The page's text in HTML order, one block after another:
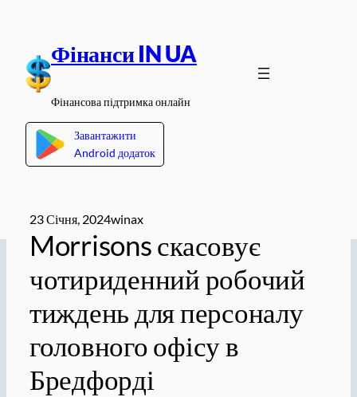
вмісту
Фінанси IN UA
Фінансова підтримка онлайн
Завантажити
Android додаток
23 Січня, 2024winax
Morrisons скасовує
чотириденний робочий
тиждень для персоналу
головного офісу в
Бредфорді